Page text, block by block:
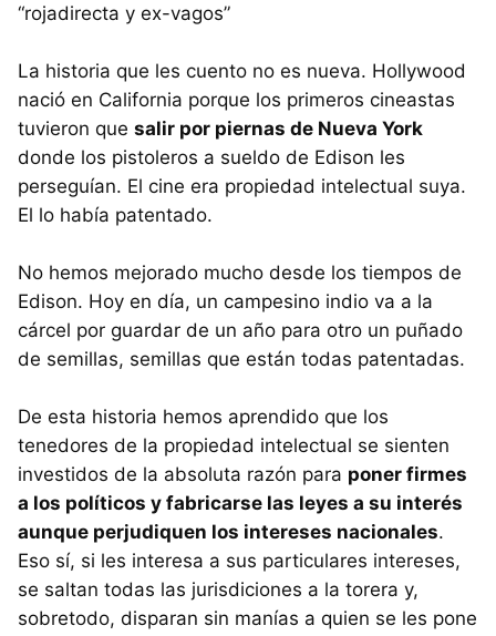
“rojadirecta y ex-vagos”
La historia que les cuento no es nueva. Hollywood
nació en California porque los primeros cineastas
tuvieron que salir por piernas de Nueva York
donde los pistoleros a sueldo de Edison les
perseguían. El cine era propiedad intelectual suya.
El lo había patentado.
No hemos mejorado mucho desde los tiempos de
Edison. Hoy en día, un campesino indio va a la
cárcel por guardar de un año para otro un puñado
de semillas, semillas que están todas patentadas.
De esta historia hemos aprendido que los
tenedores de la propiedad intelectual se sienten
investidos de la absoluta razón para poner firmes
a los políticos y fabricarse las leyes a su interés
aunque perjudiquen los intereses nacionales.
Eso sí, si les interesa a sus particulares intereses,
se saltan todas las jurisdiciones a la torera y,
sobretodo, disparan sin manías a quien se les pone